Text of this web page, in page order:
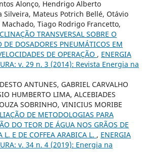
Alonço, Hendrigo Alberto
Silveira, Mateus Potrich Bellé, Otávio
Machado, Tiago Rodrigo Francetto,
TRANSVERSAL SOBRE O
DE DOSADORES PNEUMÁTICOS EM
DE OPERAÇÃO , ENERGIA
v. 29 n. 3 (2014): Revista Energia na
ANTUNES, GABRIEL CARVALHO
HUMBERTO LIMA, ALCEBIADES
SOBRINHO, VINICIUS MORIBE
DE METODOLOGIAS PARA
DO TEOR DE ÁGUA NOS GRÃOS DE
L. E DE COFFEA ARABICA L. , ENERGIA
v. 34 n. 4 (2019): Energia na